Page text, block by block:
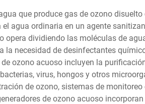
que produce gas de ozono
agua ordinaria en un agente
dividiendo las moléculas de
la necesidad de desinfectantes
ozono acuoso incluyen la
virus, hongos y otros
de ozono, sistemas de
de ozono acuoso